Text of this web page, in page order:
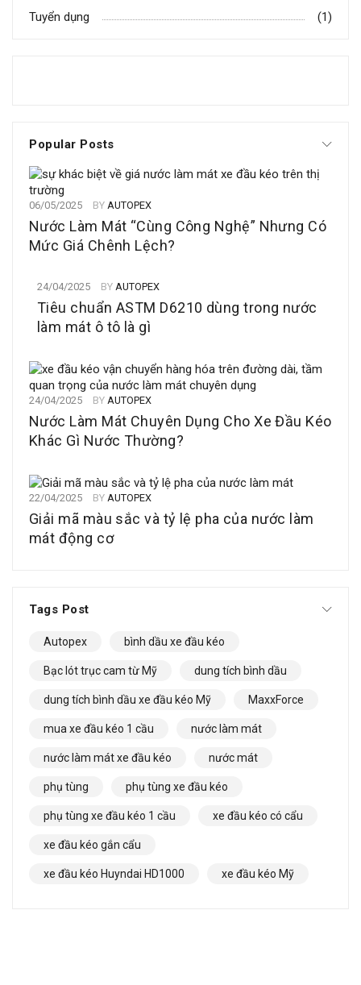
Tuyển dụng
(1)
Popular Posts
06/05/2025 BY AUTOPEX
Nước Làm Mát “Cùng Công Nghệ” Nhưng Có
Mức Giá Chênh Lệch?
24/04/2025 BY AUTOPEX
Tiêu chuẩn ASTM D6210 dùng trong nước
làm mát ô tô là gì
24/04/2025 BY AUTOPEX
Nước Làm Mát Chuyên Dụng Cho Xe Đầu Kéo
Khác Gì Nước Thường?
22/04/2025 BY AUTOPEX
Giải mã màu sắc và tỷ lệ pha của nước làm
mát động cơ
Tags Post
Autopex bình dầu xe đầu kéo
Bạc lót trục cam từ Mỹ dung tích bình dầu
dung tích bình dầu xe đầu kéo Mỹ MaxxForce
mua xe đầu kéo 1 cầu nước làm mát
nước làm mát xe đầu kéo nước mát
phụ tùng phụ tùng xe đầu kéo
phụ tùng xe đầu kéo 1 cầu xe đầu kéo có cẩu
xe đầu kéo gắn cẩu
xe đầu kéo Huyndai HD1000 xe đầu kéo Mỹ